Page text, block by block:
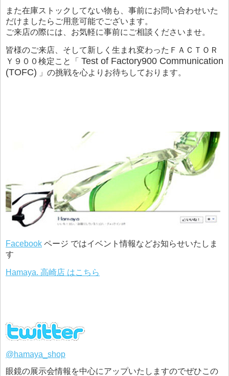
また在庫ストックしてない物も、事前にお問い合わせいた
だけましたらご用意可能でございます。
ご来店の際には、お気軽に事前にご相談くださいませ。
皆様のご来店、そして新しく生まれ変わったＦＡＣＴＯＲ
Ｙ９００検定こと「 Test of Factory900 Communication
(TOFC) 」の挑戦を心よりお待ちしております。
Facebook ページ ではイベント情報などお知らせいたしま
す
Hamaya. 高崎店 はこちら
@hamaya_shop
眼鏡の展示会情報を中心にアップいたしますのでぜひこの